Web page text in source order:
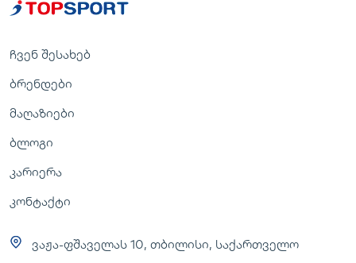
ჩვენ შესახებ
ბრენდები
მაღაზიები
ბლოგი
კარიერა
კონტაქტი
ვაჟა-ფშაველას 10, თბილისი, საქართველო